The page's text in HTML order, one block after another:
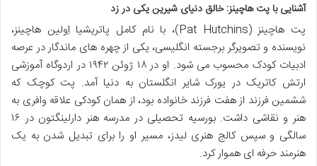
آشنایی با پت هاچینز: خالق دنیای شیرین یکی در زد
پت هاچینز (Pat Hutchins)، با نام کامل پاتریشیا اِولین هاچینز،
نویسنده و تصویرگر برجسته انگلیسی، یکی از چهره های ماندگار در عرصه
ادبیات کودک محسوب می شود. او در ۱۸ ژوئن ۱۹۴۲ در اردوگاه آموزشی
ارتش کاتریک در یورک شایر انگلستان به دنیا آمد. پت کوچک که
ششمین فرزند از هفت فرزند خانواده بود، از همان کودکی علاقه وافری به
هنر و نقاشی داشت. بورسیه تحصیلی در مدرسه هنر دارلینگتون در ۱۶
سالگی و سپس کالج هنری لیدز، مسیر او را برای تبدیل شدن به یک
هنرمند حرفه ای هموار کرد.